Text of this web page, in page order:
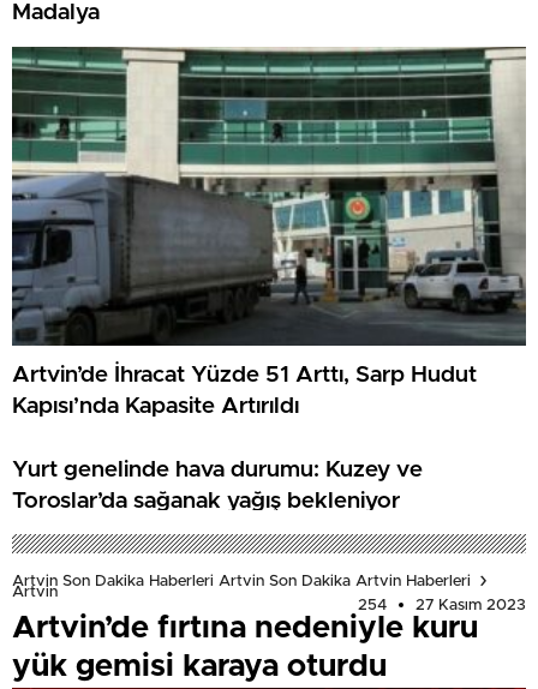
Madalya
Artvin’de İhracat Yüzde 51 Arttı, Sarp Hudut
Kapısı’nda Kapasite Artırıldı
Yurt genelinde hava durumu: Kuzey ve
Toroslar’da sağanak yağış bekleniyor
Artvin Son Dakika Haberleri Artvin Son Dakika Artvin Haberleri
Artvin
254
27 Kasım 2023
Artvin’de fırtına nedeniyle kuru
yük gemisi karaya oturdu